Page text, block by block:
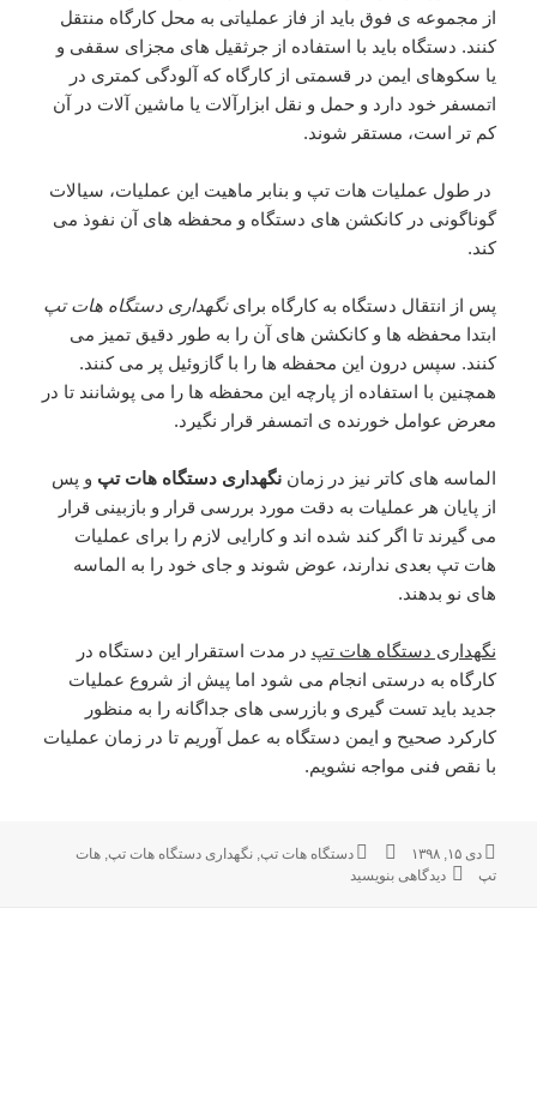
از مجموعه ی فوق باید از فاز عملیاتی به محل کارگاه منتقل
کنند. دستگاه باید با استفاده از جرثقیل های مجزای سقفی و
یا سکوهای ایمن در قسمتی از کارگاه که آلودگی کمتری در
اتمسفر خود دارد و حمل و نقل ابزارآلات یا ماشین آلات در آن
کم تر است، مستقر شوند.
در طول عملیات هات تپ و بنابر ماهیت این عملیات، سیالات
گوناگونی در کانکشن های دستگاه و محفظه های آن نفوذ می
کند.
پس از انتقال دستگاه به کارگاه براینگهداری دستگاه هات تپ
ابتدا محفظه ها و کانکشن های آن را به طور دقیق تمیز می
کنند. سپس درون این محفظه ها را با گازوئیل پر می کنند.
همچنین با استفاده از پارچه این محفظه ها را می پوشانند تا در
معرض عوامل خورنده ی اتمسفر قرار نگیرد.
الماسه های کاتر نیز در زماننگهداری دستگاه هات تپ و پس
از پایان هر عملیات به دقت مورد بررسی قرار و بازبینی قرار
می گیرند تا اگر کند شده اند و کارایی لازم را برای عملیات
هات تپ بعدی ندارند، عوض شوند و جای خود را به الماسه
های نو بدهند.
نگهداری دستگاه هات تپ در مدت استقرار این دستگاه در
کارگاه به درستی انجام می شود اما پیش از شروع عملیات
جدید باید تست گیری و بازرسی های جداگانه را به منظور
کارکرد صحیح و ایمن دستگاه به عمل آوریم تا در زمان عملیات
با نقص فنی مواجه نشویم.
ارسال
شده
دی ۱۵, ۱۳۹۸ نویسندهبرچسب‌ها
دستگاه هات تپ ,نگهداری دستگاه هات تپ ,هات
تپ
برای نگهداری دستگاه هات تپ پس از اتمام عملیات
دیدگاهی بنویسید